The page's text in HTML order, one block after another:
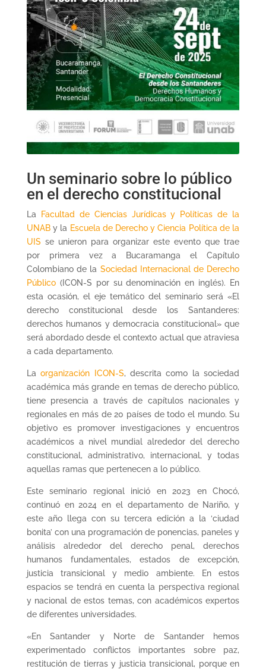
Un seminario sobre lo público
en el derecho constitucional
La
Facultad de Ciencias Jurídicas y Políticas de la
UNABy la Escuela de Derecho y Ciencia Política de la
UIS se unieron para organizar este evento que trae
por primera vez a Bucaramanga el Capítulo
Colombiano de la Sociedad Internacional de Derecho
Público(ICON-S por su denominación en inglés). En
esta ocasión, el eje temático del seminario será «El
derecho constitucional desde los Santanderes:
derechos humanos y democracia constitucional» que
será abordado desde el contexto actual que atraviesa
a cada departamento.
Laorganización ICON-S, descrita como la sociedad
académica más grande en temas de derecho público,
tiene presencia a través de capítulos nacionales y
regionales en más de 20 países de todo el mundo. Su
objetivo es promover investigaciones y encuentros
académicos a nivel mundial alrededor del derecho
constitucional, administrativo, internacional, y todas
aquellas ramas que pertenecen a lo público.
Este seminario regional inició en 2023 en Chocó,
continuó en 2024 en el departamento de Nariño, y
este año llega con su tercera edición a la ‘ciudad
bonita’ con una programación de ponencias, paneles y
análisis alrededor del derecho penal, derechos
humanos fundamentales, estados de excepción,
justicia transicional y medio ambiente. En estos
espacios se tendrá en cuenta la perspectiva regional
y nacional de estos temas, con académicos expertos
de diferentes universidades.
«En Santander y Norte de Santander hemos
experimentado conflictos importantes sobre paz,
restitución de tierras y justicia transicional, porque en